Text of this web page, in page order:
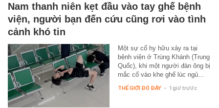
Nam thanh niên kẹt đầu vào tay ghế bệnh
viện, người bạn đến cứu cũng rơi vào tình
cảnh khó tin
Một sự cố hy hữu xảy ra tại
bệnh viện ở Trùng Khánh (Trung
Quốc), khi một người đàn ông bị
mắc cổ vào khe ghế lúc ngủ…
THẾ GIỚI ĐÓ ĐÂY - 1 giờ trước